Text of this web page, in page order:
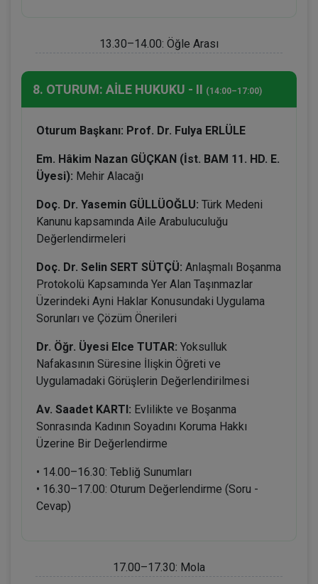
13.30–14.00: Öğle Arası
8. OTURUM: AİLE HUKUKU - II (14:00–17:00)
Oturum Başkanı: Prof. Dr. Fulya ERLÜLE
Em. Hâkim Nazan GÜÇKAN (İst. BAM 11. HD. E.
Üyesi): Mehir Alacağı
Doç. Dr. Yasemin GÜLLÜOĞLU: Türk Medeni
Kanunu kapsamında Aile Arabuluculuğu
Değerlendirmeleri
Doç. Dr. Selin SERT SÜTÇÜ: Anlaşmalı Boşanma
Protokolü Kapsamında Yer Alan Taşınmazlar
Üzerindeki Ayni Haklar Konusundaki Uygulama
Sorunları ve Çözüm Önerileri
Dr. Öğr. Üyesi Elce TUTAR: Yoksulluk
Nafakasının Süresine İlişkin Öğreti ve
Uygulamadaki Görüşlerin Değerlendirilmesi
Av. Saadet KARTI: Evlilikte ve Boşanma
Sonrasında Kadının Soyadını Koruma Hakkı
Üzerine Bir Değerlendirme
• 14.00–16.30: Tebliğ Sunumları
• 16.30–17.00: Oturum Değerlendirme (Soru -
Cevap)
17.00–17.30: Mola